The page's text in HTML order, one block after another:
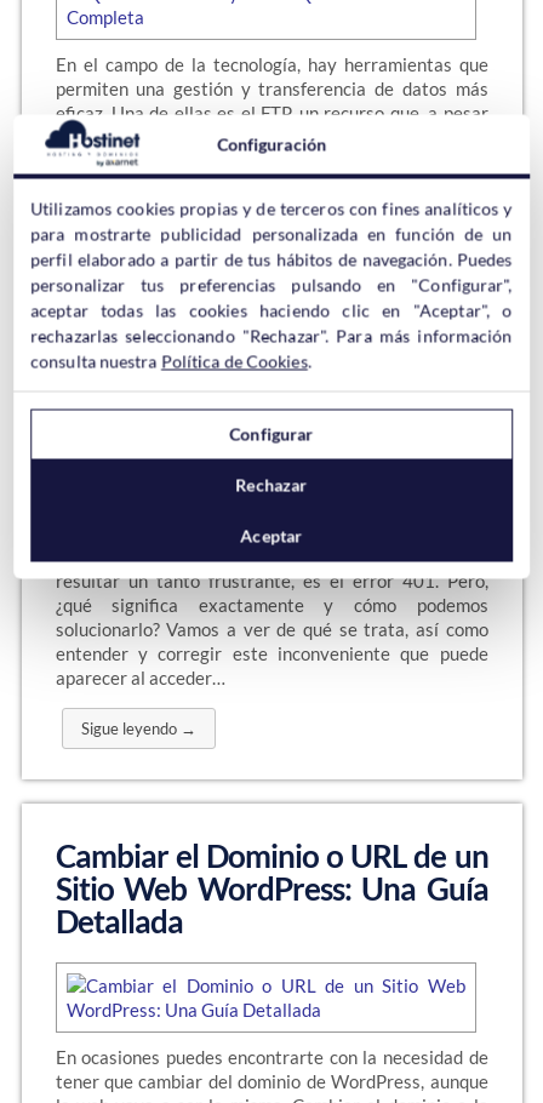
En el campo de la tecnología, hay herramientas que
permiten una gestión y transferencia de datos más
eficaz. Una de ellas es el FTP, un recurso que, a pesar
de no ser reciente, mantiene su relevancia y utilidad.
Pero si tienes alguna duda, vamos a ver qué es un
FTP…
Sigue leyendo →
Qué es un Error 401 y Cómo
Encontrarse con errores mientras navegamos es algo
bastante común. Uno de estos errores, que puede
resultar un tanto frustrante, es el error 401. Pero,
¿qué significa exactamente y cómo podemos
solucionarlo? Vamos a ver de qué se trata, así como
entender y corregir este inconveniente que puede
aparecer al acceder…
Sigue leyendo →
Cambiar el Dominio o URL de un
Sitio Web WordPress: Una Guía
Detallada
En ocasiones puedes encontrarte con la necesidad de
tener que cambiar del dominio de WordPress, aunque
Configuración
Utilizamos cookies propias y de terceros con fines analíticos y
para mostrarte publicidad personalizada en función de un
perfil elaborado a partir de tus hábitos de navegación. Puedes
personalizar tus preferencias pulsando en "Configurar",
aceptar todas las cookies haciendo clic en "Aceptar", o
rechazarlas seleccionando "Rechazar". Para más información
consulta nuestra Política de Cookies.
Configurar
Rechazar
Aceptar